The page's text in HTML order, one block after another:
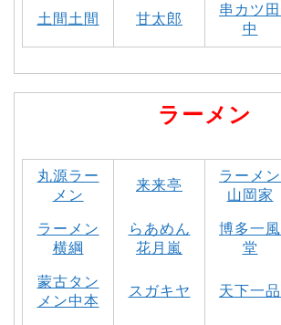
土間土間 甘太郎
串カツ田
中
ラーメン
丸源ラー
メン
来来亭
ラーメン
山岡家
ラーメン
横綱
らあめん
花月嵐
博多一風
堂
蒙古タン
メン中本
スガキヤ 天下一品